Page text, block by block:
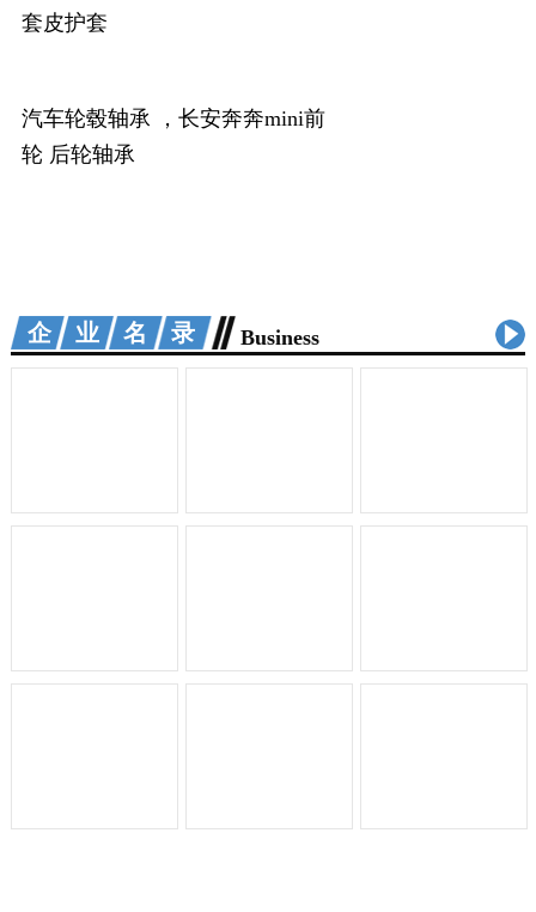
套皮护套
汽车轮毂轴承 ，长安奔奔mini前
轮 后轮轴承
企业名录 Business